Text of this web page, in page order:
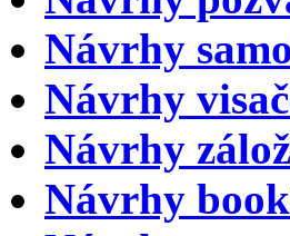
Návrhy
Návrhy
Návrhy
Návrhy